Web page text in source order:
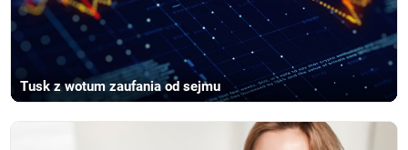
Tusk z wotum zaufania od sejmu